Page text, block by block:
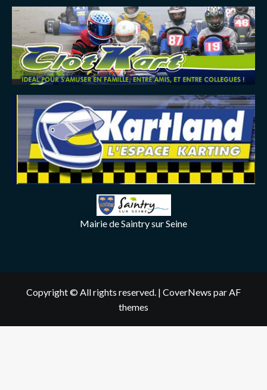
Mairie de Saintry sur Seine
Copyright © All rights reserved. | CoverNews par AF
themes